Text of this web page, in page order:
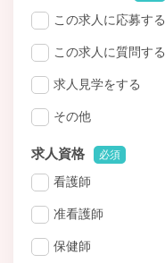
この求人に応募する
この求人に質問する
求人見学をする
その他
求人資格 必須
看護師
准看護師
保健師